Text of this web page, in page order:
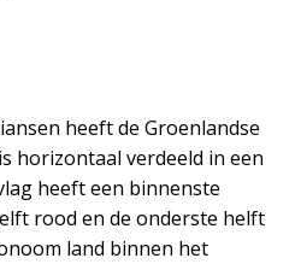
heeft de Groenlandse
horizontaal verdeeld in een
heeft een binnenste
rood en de onderste helft
land binnen het